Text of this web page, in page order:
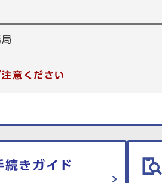
意ください
続きガイド